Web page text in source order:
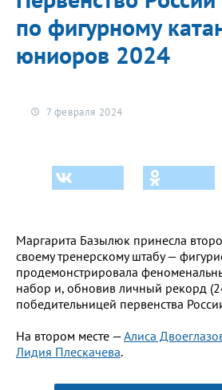
по фигурному
юниоров 2024
7 февраля 2024
Маргарита Базылюк принесла
своему тренерскому штабу —
продемонстрировала
набор и, обновив личный рекорд
победительницей первенства
На втором месте —Алиса
Лидия Плескачева.